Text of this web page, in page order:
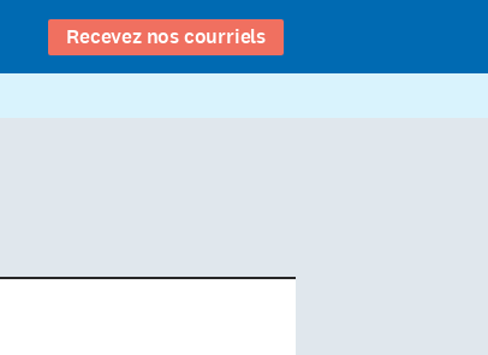
Recevez nos courriels